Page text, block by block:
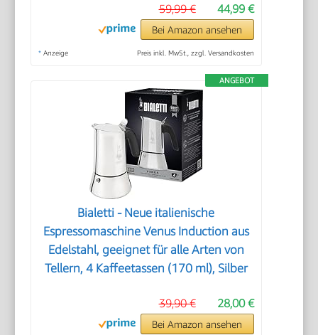
44,99 €
59,99 €
Bei Amazon ansehen
* Anzeige Preis inkl. MwSt., zzgl. Versandkosten
ANGEBOT
Bialetti - Neue italienische
Espressomaschine Venus Induction aus
Edelstahl, geeignet für alle Arten von
Tellern, 4 Kaffeetassen (170 ml), Silber
28,00 €
39,90 €
Bei Amazon ansehen